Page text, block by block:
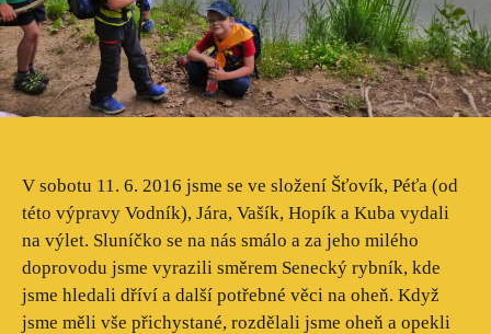
V sobotu 11. 6. 2016 jsme se ve složení Šťovík, Péťa (od
této výpravy Vodník), Jára, Vašík, Hopík a Kuba vydali
na výlet. Sluníčko se na nás smálo a za jeho milého
doprovodu jsme vyrazili směrem Senecký rybník, kde
jsme hledali dříví a další potřebné věci na oheň. Když
jsme měli vše přichystané, rozdělali jsme oheň a opekli